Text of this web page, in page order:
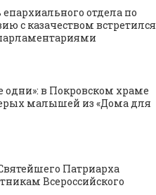
отдела по
с казачеством встретился
одни»: в Покровском храме
малышей из «Дома для
Патриарха
Всероссийского